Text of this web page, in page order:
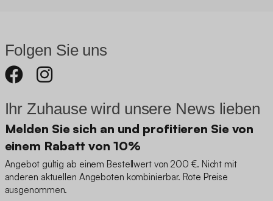
Folgen Sie uns
Ihr Zuhause wird unsere News lieben
Melden Sie sich an und profitieren Sie von
einem Rabatt von 10%
Angebot gültig ab einem Bestellwert von 200 €. Nicht mit
anderen aktuellen Angeboten kombinierbar. Rote Preise
ausgenommen.